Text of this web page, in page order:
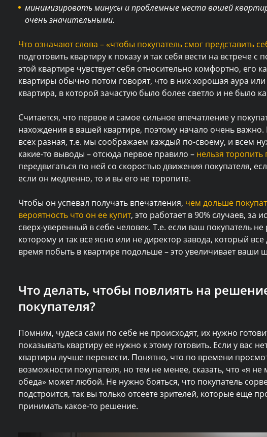
минимизировать минусы и проблемные места вашей
очень значительными.
Что означают слова – «чтобы покупатель смог представить
подготовить квартиру к показу и так себя вести на встрече
этой квартире чувствует себя относительно комфортно, его
квартиры обычно потом говорят, что в них хорошая аура или
квартира, в которой зачастую было более светло и не было
Считается, что первое и самое сильное впечатление у
нахождения в вашей квартире, поэтому начало очень
всех разная, т.е. мы соображаем каждый по-своему, и всем
какие-то выводы – отсюда первое правило – нельзя торопить
передвигаться по ней со скоростью движения покупателя,
если он медленно, то и вы его не торопите.
Чтобы он успевал получать впечатления, чем дольше
вероятность что он ее купит, это работает в 90% случаев, за
сверх-уверенный в себе человек. Т.е. если ваш покупатель
которому и так все ясно или не директор завода, который
время побыть в квартире подольше – это увеличивает ваши
Что делать, чтобы повлиять на
покупателя?
Помним, чудеса сами по себе не происходят, их нужно
показывать квартиру ее нужно к этому готовить. Если у вас
квартиры лучше перенести. Понятно, что по времени
возможности покупателя, но тем не менее, сказать, что «я
обеда» может любой. Не нужно бояться, что покупатель
подстроится, так вы только отсеете зрителей, которые еще
принимать какое-то решение.